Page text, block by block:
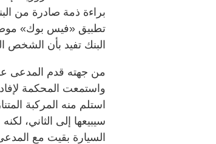
براءة ذمة صادرة من
تطبيق «فيس بوك»
البنك تفيد بأن الشخص
من جهته قدم المدعى
واستمعت المحكمة
استلم منه المركبة
سيبيعها إلى الثاني،
السيارة بقيت مع